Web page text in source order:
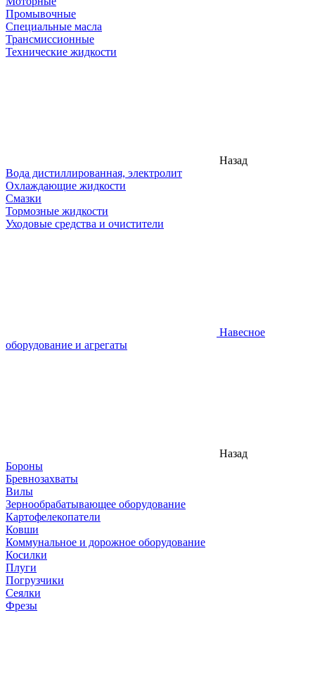
Промывочные
Специальные масла
Трансмиссионные
Технические жидкости
Назад
Вода дистиллированная, электролит
Охлаждающие жидкости
Смазки
Тормозные жидкости
Уходовые средства и очистители
Навесное
оборудование и агрегаты
Назад
Бороны
Бревнозахваты
Вилы
Зернообрабатывающее оборудование
Картофелекопатели
Ковши
Коммунальное и дорожное оборудование
Косилки
Плуги
Погрузчики
Сеялки
Фрезы